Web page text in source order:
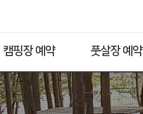
캠핑장 예약 풋살장 예약